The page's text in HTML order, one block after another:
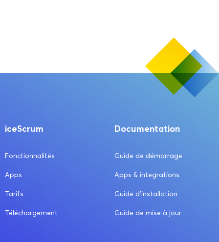
iceScrum
Fonctionnalités
Apps
Tarifs
Téléchargement
Documentation
Guide de démarrage
Apps & integrations
Guide d’installation
Guide de mise à jour